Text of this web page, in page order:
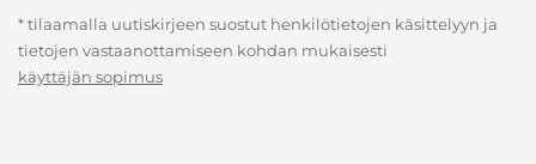
* tilaamalla uutiskirjeen suostut henkilötietojen käsittelyyn ja
tietojen vastaanottamiseen kohdan mukaisesti
käyttäjän sopimus